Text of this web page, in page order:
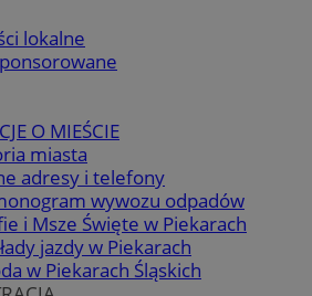
lokalne
O MIEŚCIE
miasta
adresy i telefony
wywozu odpadów
i Msze Święte w Piekarach
jazdy w Piekarach
w Piekarach Śląskich